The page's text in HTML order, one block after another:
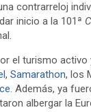
contrarreloj
inicio a la 101ª
el turismo
, Samarathon, los
. Además, ya
albergar la